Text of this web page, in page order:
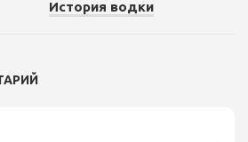
История водки